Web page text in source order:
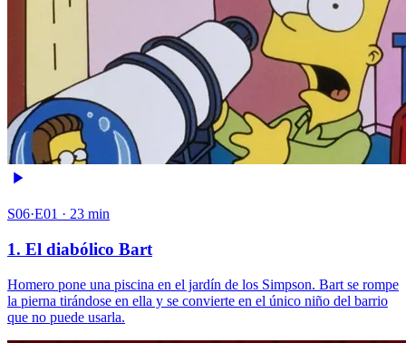
S06·E01 · 23 min
1. El diabólico Bart
Homero pone una piscina en el jardín de los Simpson. Bart se rompe
la pierna tirándose en ella y se convierte en el único niño del barrio
que no puede usarla.